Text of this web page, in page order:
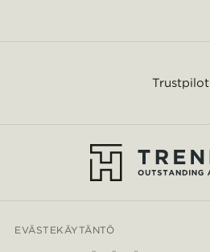
Trustpilot
EVÄSTEKÄYTÄNTÖ